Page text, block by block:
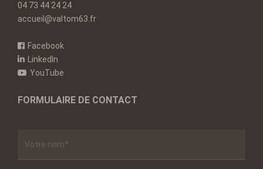
04 73 44 24 24
accueil@valtom63.fr
Facebook
LinkedIn
YouTube
FORMULAIRE DE CONTACT